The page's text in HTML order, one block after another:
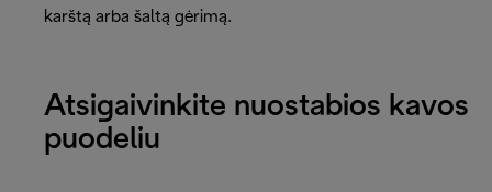
karštą arba šaltą gėrimą.
Atsigaivinkite nuostabios kavos
puodeliu